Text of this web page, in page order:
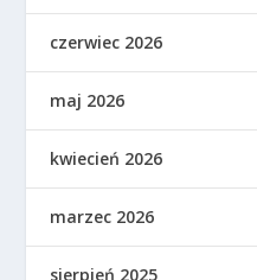
czerwiec 2026
maj 2026
kwiecień 2026
marzec 2026
sierpień 2025